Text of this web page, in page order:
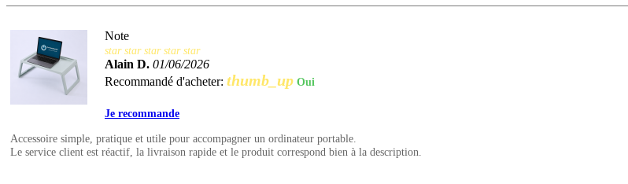
Note
star star star star star
Alain D. 01/06/2026
Recommandé d'acheter: thumb_up Oui
Je recommande
Accessoire simple, pratique et utile pour accompagner un ordinateur portable.
Le service client est réactif, la livraison rapide et le produit correspond bien à la description.